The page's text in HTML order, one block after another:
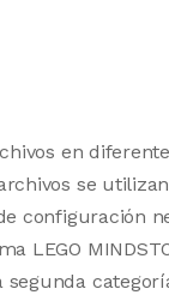
en
se
configuración
LEGO